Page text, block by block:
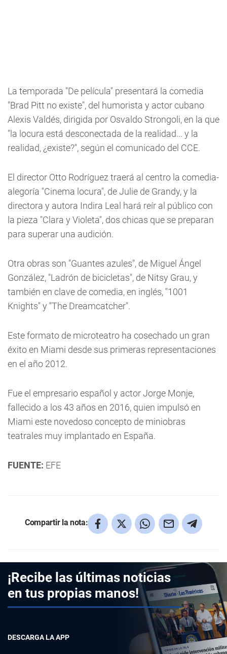
La temporada "De película" presentará la comedia
"Brad Pitt no existe", del humorista y actor cubano
Alexis Valdés, dirigida por Osvaldo Strongoli, en la que
"la locura está desconectada de la realidad... y la
realidad, ¿existe?", según el comunicado del CCE.
El director Otto Rodríguez traerá al centro la comedia-
alegoría "Cinema locura", de Julie de Grandy, y la
directora y autora Indira Leal hará reír al público con
la pieza "Clara y Violeta", dos chicas que se preparan
para superar una audición.
Otra obras son "Guantes azules", de Miguel Ángel
González, "Ladrón de bicicletas", de Nitsy Grau, y
también en clave de comedia, en inglés, "1001
Knights" y "The Dreamcatcher".
Este formato de microteatro ha cosechado un gran
éxito en Miami desde sus primeras representaciones
en el año 2012.
Fue el empresario español y actor Jorge Monje,
fallecido a los 43 años en 2016, quien impulsó en
Miami este novedoso concepto de miniobras
teatrales muy implantado en España.
FUENTE: EFE
Compartir la nota:
¡Recibe las últimas noticias
en tus propias manos!
DESCARGA LA APP